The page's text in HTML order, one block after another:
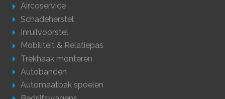
Aircoservice
Schadeherstel
Inruilvoorstel
Mobiliteit & Relatiepas
Trekhaak monteren
Autobanden
Automaatbak spoelen